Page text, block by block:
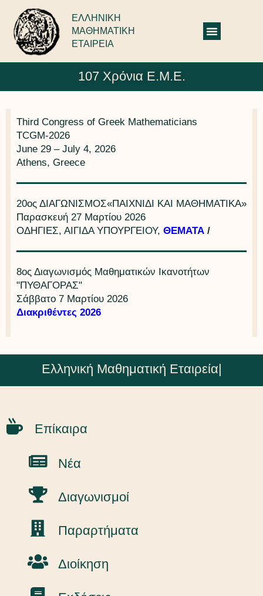
ΕΛΛΗΝΙΚΗ
ΜΑΘΗΜΑΤΙΚΗ
ΕΤΑΙΡΕΙΑ
107 Χρόνια Ε.Μ.Ε.
Third Congress of Greek Mathematicians
TCGM-2026
June 29 – July 4, 2026
Athens, Greece
20ος ΔΙΑΓΩΝΙΣΜΟΣ«ΠΑΙΧΝΙΔΙ ΚΑΙ ΜΑΘΗΜΑΤΙΚΑ»
Παρασκευή 27 Μαρτίου 2026
ΟΔΗΓΙΕΣ, ΑΙΓΙΔΑ ΥΠΟΥΡΓΕΙΟΥ, ΘΕΜΑΤΑ /
8ος Διαγωνισμός Μαθηματικών Ικανοτήτων
"ΠΥΘΑΓΟΡΑΣ"
Σάββατο 7 Μαρτίου 2026
Διακριθέντες 2026
Ελληνική Μαθηματική Εταιρεία|
Επίκαιρα
Νέα
Διαγωνισμοί
Παραρτήματα
Διοίκηση